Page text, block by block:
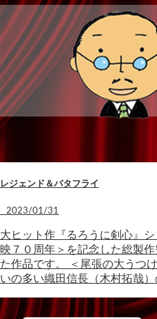
レジェンド＆バタフライ
2023/01/31
大ヒット作『るろうに剣心』
映７０周年＞を記念した総製
た作品です。 ＜尾張の大うつ
いの多い織田信長（木村拓哉